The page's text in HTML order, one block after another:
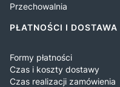
Przechowalnia
PŁATNOŚCI I DOSTAWA
Formy płatności
Czas i koszty dostawy
Czas realizacji zamówienia